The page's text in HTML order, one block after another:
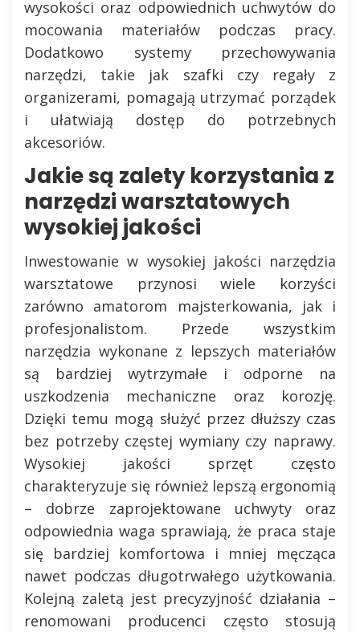
wysokości oraz odpowiednich uchwytów do
mocowania materiałów podczas pracy.
Dodatkowo systemy przechowywania
narzędzi, takie jak szafki czy regały z
organizerami, pomagają utrzymać porządek
i ułatwiają dostęp do potrzebnych
akcesoriów.
Jakie są zalety korzystania z
narzędzi warsztatowych
wysokiej jakości
Inwestowanie w wysokiej jakości narzędzia
warsztatowe przynosi wiele korzyści
zarówno amatorom majsterkowania, jak i
profesjonalistom. Przede wszystkim
narzędzia wykonane z lepszych materiałów
są bardziej wytrzymałe i odporne na
uszkodzenia mechaniczne oraz korozję.
Dzięki temu mogą służyć przez dłuższy czas
bez potrzeby częstej wymiany czy naprawy.
Wysokiej jakości sprzęt często
charakteryzuje się również lepszą ergonomią
– dobrze zaprojektowane uchwyty oraz
odpowiednia waga sprawiają, że praca staje
się bardziej komfortowa i mniej męcząca
nawet podczas długotrwałego użytkowania.
Kolejną zaletą jest precyzyjność działania –
renomowani producenci często stosują